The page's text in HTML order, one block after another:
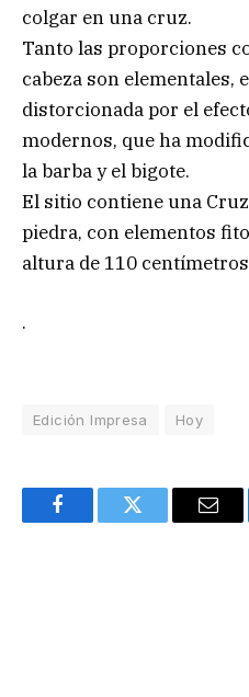
colgar en una cruz.
Tanto las proporciones
cabeza son elementales,
distorcionada por el
modernos, que ha
la barba y el bigote.
El sitio contiene una
piedra, con elementos
altura de 110
.
Edición Impresa Hoy
FacebookTwitter